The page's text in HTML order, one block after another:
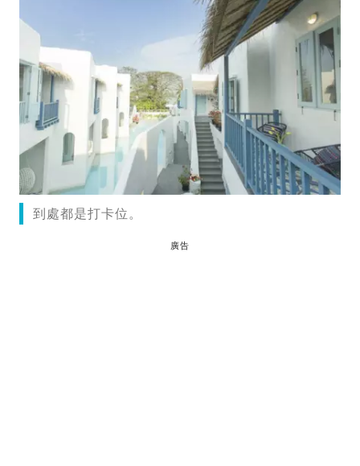
到處都是打卡位。
廣告